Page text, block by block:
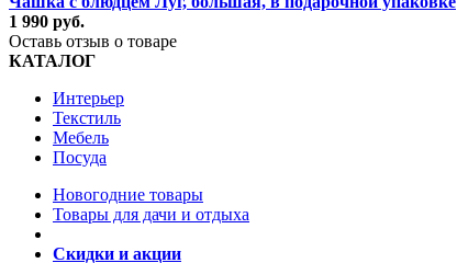
1 990 руб.
Оставь отзыв о товаре
КАТАЛОГ
Интерьер
Текстиль
Мебель
Посуда
Новогодние товары
Товары для дачи и отдыха
Скидки и акции